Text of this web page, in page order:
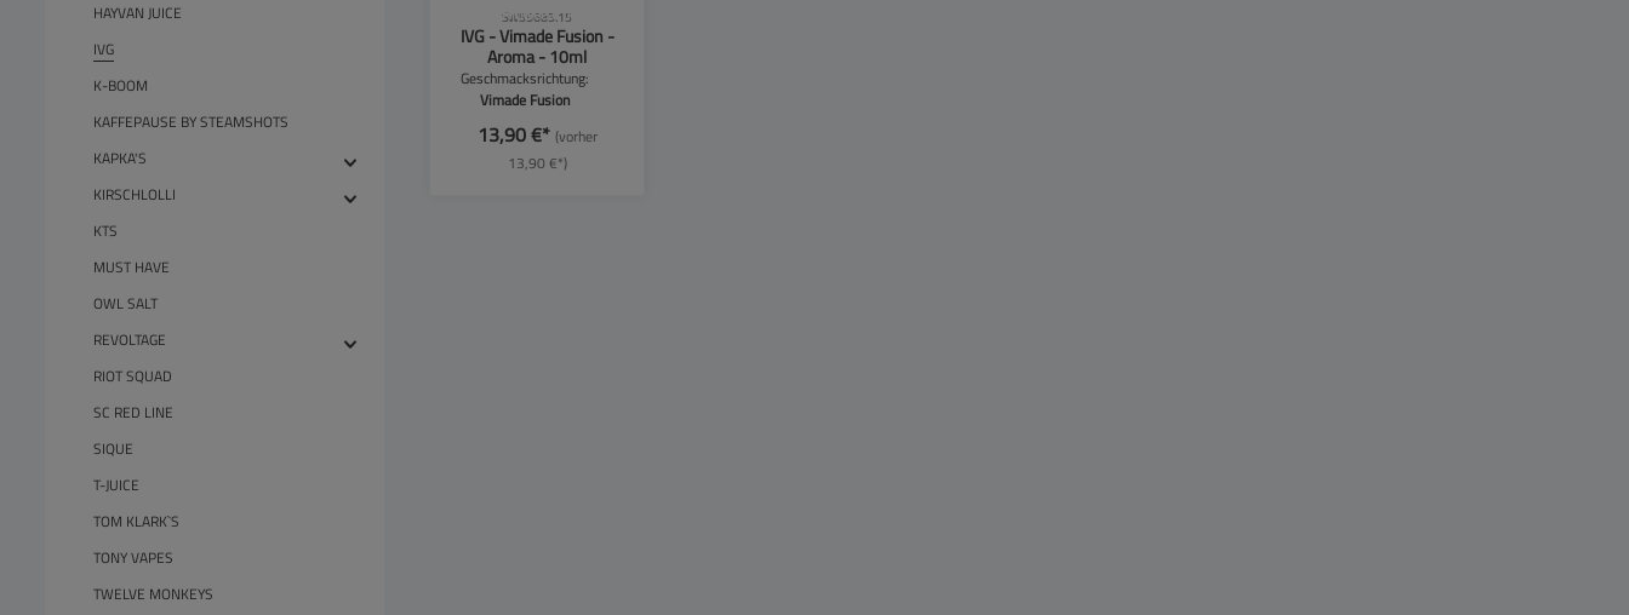
HAYVAN JUICE
IVG
K-BOOM
KAFFEPAUSE BY STEAMSHOTS
KAPKA'S
KIRSCHLOLLI
KTS
MUST HAVE
OWL SALT
REVOLTAGE
RIOT SQUAD
SC RED LINE
SIQUE
T-JUICE
TOM KLARK`S
TONY VAPES
TWELVE MONKEYS
CLP-Hinweise beachten!
SW55685.15
IVG - Vimade Fusion -
Aroma - 10ml
Geschmacksrichtung:
Vimade Fusion
13,90 €* (vorher
13,90 €*)